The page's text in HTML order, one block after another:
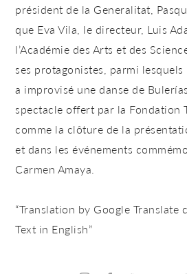
président de la Generalitat,
que Eva Vila, le directeur, Luis
l’Académie des Arts et des
ses protagonistes, parmi
a improvisé une danse de
spectacle offert par la Fondation
comme la clôture de la
et dans les événements
Carmen Amaya.
“Translation by Google Translate
Text in English”